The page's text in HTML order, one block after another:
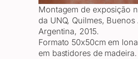
Montagem de exposição
da UNQ, Quilmes, Buenos
Argentina, 2015.
Formato 50x50cm em
em bastidores de madeira.